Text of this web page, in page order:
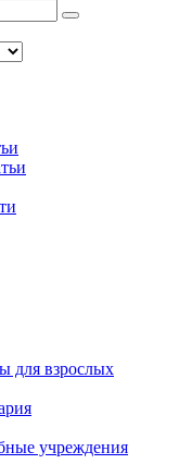
для взрослых
учреждения